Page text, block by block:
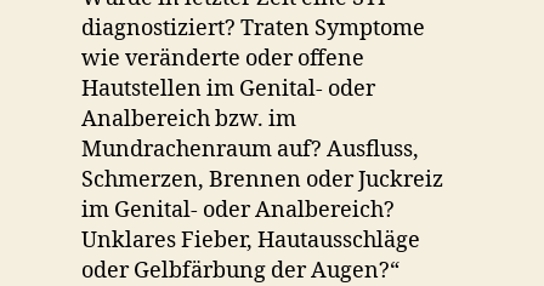
diagnostiziert? Traten Symptome
wie veränderte oder offene
Hautstellen im Genital- oder
Analbereich bzw. im
Mundrachenraum auf? Ausfluss,
Schmerzen, Brennen oder Juckreiz
im Genital- oder Analbereich?
Unklares Fieber, Hautausschläge
oder Gelbfärbung der Augen?“